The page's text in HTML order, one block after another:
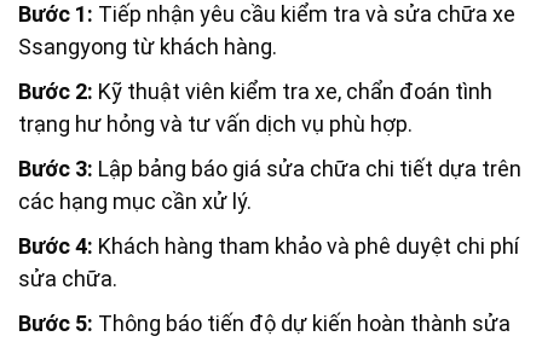
Bước 1: Tiếp nhận yêu cầu kiểm tra và sửa chữa xe
Ssangyong từ khách hàng.
Bước 2: Kỹ thuật viên kiểm tra xe, chẩn đoán tình
trạng hư hỏng và tư vấn dịch vụ phù hợp.
Bước 3: Lập bảng báo giá sửa chữa chi tiết dựa trên
các hạng mục cần xử lý.
Bước 4: Khách hàng tham khảo và phê duyệt chi phí
sửa chữa.
Bước 5: Thông báo tiến độ dự kiến hoàn thành sửa